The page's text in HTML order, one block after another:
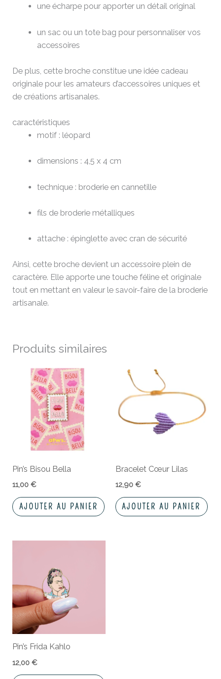
une écharpe pour apporter un détail original
un sac ou un tote bag pour personnaliser vos
accessoires
De plus, cette broche constitue une idée cadeau
originale pour les amateurs d’accessoires uniques et
de créations artisanales.
caractéristiques
motif : léopard
dimensions : 4,5 x 4 cm
technique : broderie en cannetille
fils de broderie métalliques
attache : épinglette avec cran de sécurité
Ainsi, cette broche devient un accessoire plein de
caractère. Elle apporte une touche féline et originale
tout en mettant en valeur le savoir-faire de la broderie
artisanale.
Produits similaires
Pin’s Bisou Bella
11,00€
AJOUTER AU PANIER
Bracelet Cœur Lilas
12,90 €
AJOUTER AU PANIER
Pin’s Frida Kahlo
12,00€